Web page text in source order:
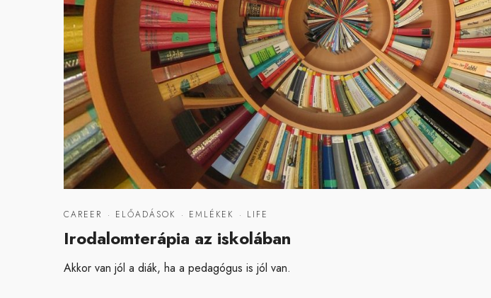
CAREER · ELŐADÁSOK · EMLÉKEK · LIFE
Irodalomterápia az iskolában
Akkor van jól a diák, ha a pedagógus is jól van.